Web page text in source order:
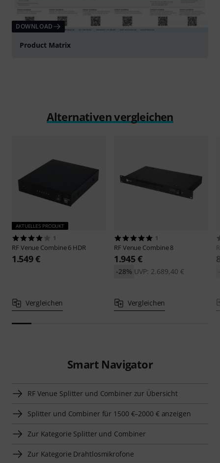
DOWNLOAD
Product Matrix
Alternativen vergleichen
AKTUELLES PRODUKT
1
RF Venue Combine 6 HDR
1.549 €
Vergleichen
1
RF Venue Combine 8
1.945 €
UVP: 2.689,40 €
-28%
Vergleichen
Smart Navigator
RF Venue Splitter und Combiner zur Übersicht
Splitter und Combiner für 1500 €–2000 € anzeigen
Zur Kategorie Splitter und Combiner
Zur Kategorie Drahtlosmikrofone